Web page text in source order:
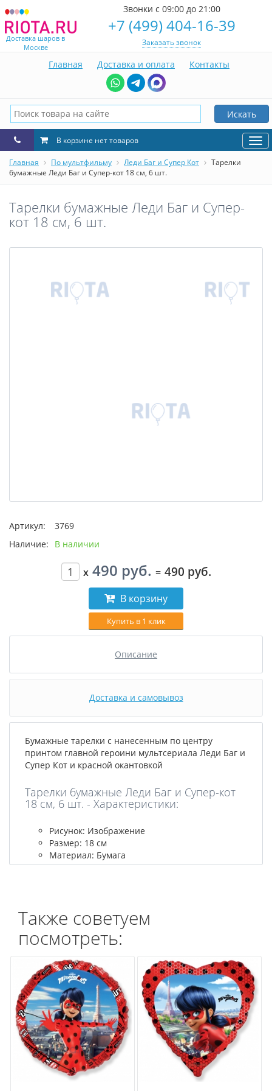
Доставка шаров в
Москве
Звонки с 09:00 до 21:00
+7 (499) 404-16-39
Заказать звонок
Главная Доставка и оплата Контакты
Искать
В корзине нет товаров
Главная По мультфильму Леди Баг и Супер Кот
Тарелки
бумажные Леди Баг и Супер-кот 18 см, 6 шт.
Тарелки бумажные Леди Баг и Супер-
кот 18 см, 6 шт.
Артикул:
3769
Наличие:
В наличии
x 490 руб. = 490 руб.
В корзину
Купить в 1 клик
Описание
Доставка и самовывоз
Бумажные тарелки с нанесенным по центру
принтом главной героини мультсериала Леди Баг и
Супер Кот и красной окантовкой
Тарелки бумажные Леди Баг и Супер-кот
18 см, 6 шт. - Характеристики:
Рисунок: Изображение
Размер: 18 см
Материал: Бумага
Также советуем
посмотреть: